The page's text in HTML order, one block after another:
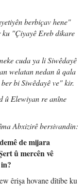
berbiçav hene"
ku "Çiyayê Ereb dikare
cuda ya li Siwêdayê
welatan nedan û qala
bi Siwêdayê ve" kir.
û Elewiyan re anîne
Abxizirê bersivandin:
de mijara
û mercên vê
êrişa hovane dîtibe ku